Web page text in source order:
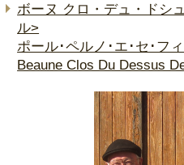
ボーヌ クロ・デュ・ドシ
ル>
ポール･ペルノ･エ･セ･フ
Beaune Clos Du Dessus